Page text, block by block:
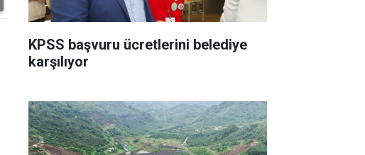
KPSS başvuru ücretlerini belediye
karşılıyor